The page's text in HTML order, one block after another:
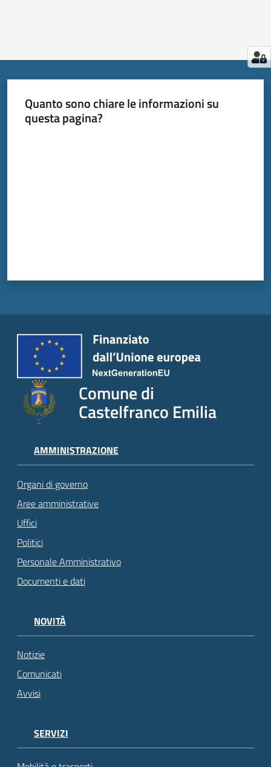
Quanto sono chiare le informazioni su
questa pagina?
Comune di
Castelfranco Emilia
AMMINISTRAZIONE
Organi di governo
Aree amministrative
Uffici
Politici
Personale Amministrativo
Documenti e dati
NOVITÀ
Notizie
Comunicati
Avvisi
SERVIZI